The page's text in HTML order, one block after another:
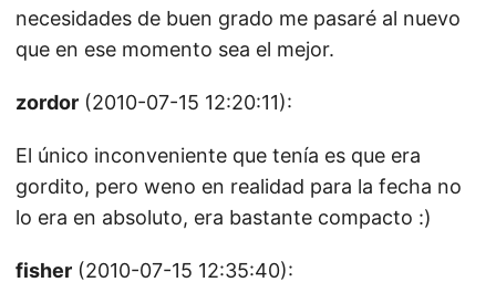
necesidades de buen grado me pasaré al nuevo
que en ese momento sea el mejor.
zordor (2010-07-15 12:20:11):
El único inconveniente que tenía es que era
gordito, pero weno en realidad para la fecha no
lo era en absoluto, era bastante compacto :)
fisher (2010-07-15 12:35:40):